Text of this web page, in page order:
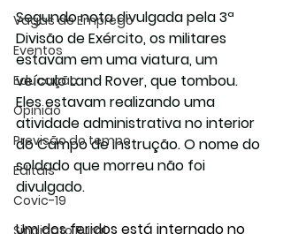
Vagas de Emprego
Eventos
Educação
Opinião
Previsão do tempo
Editais
Covic-19
Sindicato Rural
Segundo nota divulgada pela 3ª
Divisão de Exército, os militares
estavam em uma viatura, um
veículo Land Rover, que tombou.
Eles estavam realizando uma
atividade administrativa no interior
do Campo de Instrução. O nome do
soldado que morreu não foi
divulgado.
Um dos feridos está internado no